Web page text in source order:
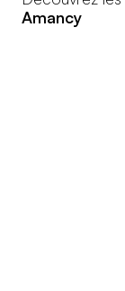
Amancy